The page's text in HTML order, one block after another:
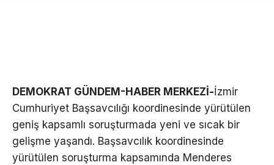
DEMOKRAT GÜNDEM-HABER MERKEZİ-İzmir
Cumhuriyet Başsavcılığı koordinesinde yürütülen
geniş kapsamlı soruşturmada yeni ve sıcak bir
gelişme yaşandı. Başsavcılık koordinesinde
yürütülen soruşturma kapsamında Menderes